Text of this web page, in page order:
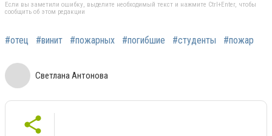
Если вы заметили ошибку, выделите необходимый текст и нажмите Ctrl+Enter, чтобы
сообщить об этом редакции
#отец #винит #пожарных #погибшие #студенты #пожар
Светлана Антонова